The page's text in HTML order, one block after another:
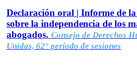
Declaración oral | Informe de
sobre la independencia de los
abogados. Consejo de Derechos
Unidas, 62° período de sesiones